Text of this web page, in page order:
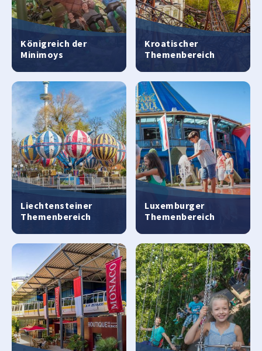
Königreich der
Minimoys
Kroatischer
Themenbereich
Liechtensteiner
Themenbereich
Luxemburger
Themenbereich